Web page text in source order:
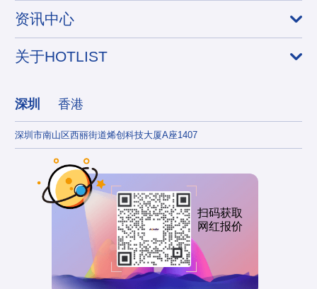
资讯中心
关于HOTLIST
深圳 香港
深圳市南山区西丽街道烯创科技大厦A座1407
扫码获取
网红报价